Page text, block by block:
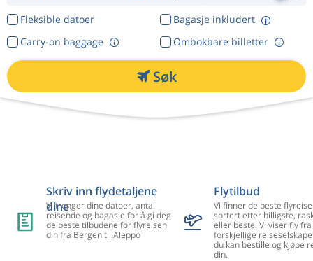
Fleksible datoer
Bagasje inkludert
Ombokbare billetter
Carry-on baggage
Søk
Skriv inn flydetaljene
dine
Vi trenger dine datoer, antall
reisende og bagasje for å gi deg
de beste tilbudene for flyreisen
din fra Bergen til Aleppo
Flytilbud
Vi finner de beste
sortert etter billigste,
eller beste. Vi viser fly
forskjellige
du kan bestille og kjøpe
din.